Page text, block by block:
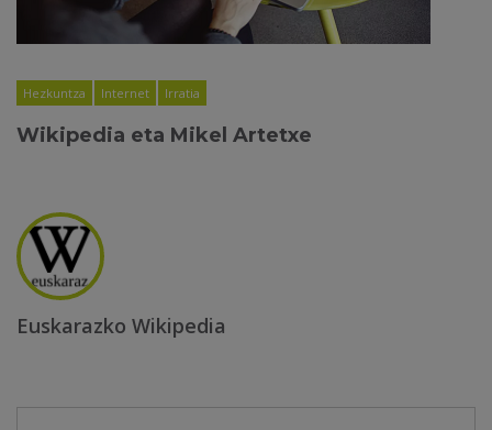
Hezkuntza Internet Irratia
Wikipedia eta Mikel Artetxe
Euskarazko Wikipedia